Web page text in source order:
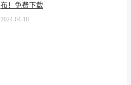
布！免费下载
2024-04-18